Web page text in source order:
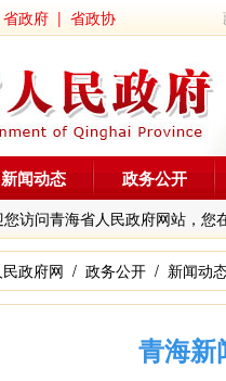
省政府 | 省政协
您访问青海省人民政府网站，您
新闻动态 政务公开
政府网 / 政务公开 / 新闻动
青海新